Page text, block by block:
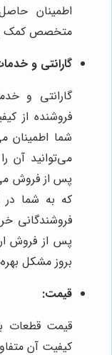
اطمینان
متخصص کمک
گارانتی و
گارانتی و
فروشنده از
شما اطمینان
می‌توانید آن
پس از فروش
که به شما
فروشندگانی
پس از فروش
بروز مشکل
قیمت:
قیمت قطعات
کیفیت آن